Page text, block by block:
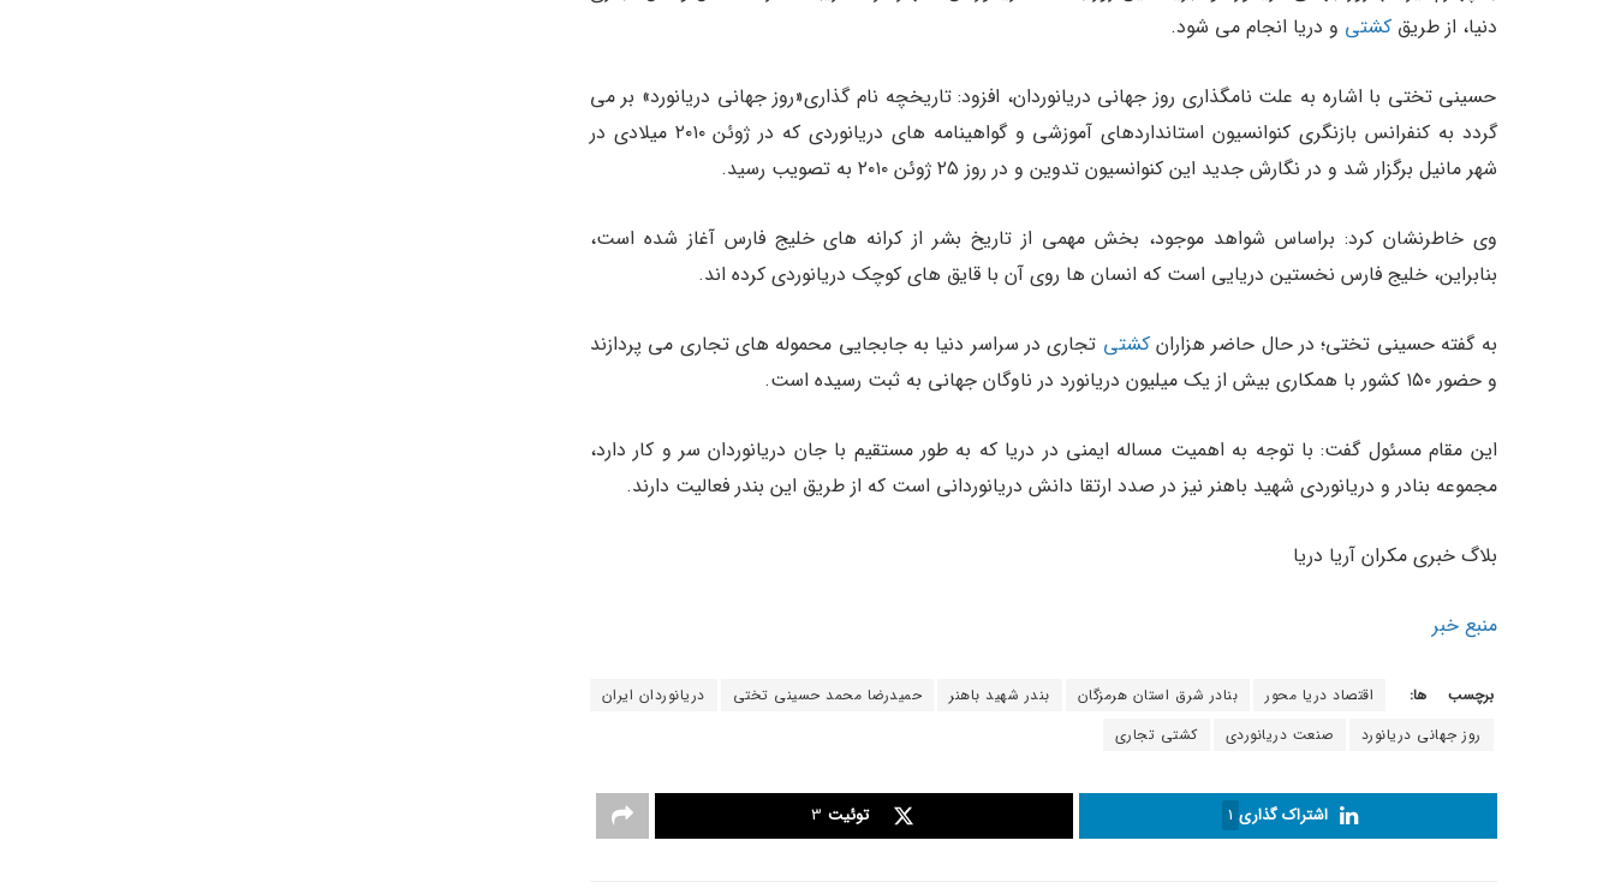
دنیا، از طریقکشتی و دریا انجام می شود.
حسینی تختی با اشاره به علت نامگذاری روز جهانی دریانوردان، افزود: تاریخچه نام گذاری«روز جهانی دریانورد» بر می
گردد به کنفرانس بازنگری کنوانسیون استانداردهای آموزشی و گواهینامه های دریانوردی که در ژوئن ۲۰۱۰ میلادی در
شهر مانیل برگزار شد و در نگارش جدید این کنوانسیون تدوین و در روز ۲۵ ژوئن ۲۰۱۰ به تصویب رسید.
وی خاطرنشان کرد: براساس شواهد موجود، بخش مهمی از تاریخ بشر از کرانه های خلیج فارس آغاز شده است،
بنابراین، خلیج فارس نخستین دریایی است که انسان ها روی آن با قایق های کوچک دریانوردی کرده اند.
به گفته حسینی تختی؛ در حال حاضر هزارانکشتی تجاری در سراسر دنیا به جابجایی محموله های تجاری می پردازند
و حضور ۱۵۰ کشور با همکاری بیش از یک میلیون دریانورد در ناوگان جهانی به ثبت رسیده است.
این مقام مسئول گفت: با توجه به اهمیت مساله ایمنی در دریا که به طور مستقیم با جان دریانوردان سر و کار دارد،
مجموعه بنادر و دریانوردی شهید باهنر نیز در صدد ارتقا دانش دریانوردانی است که از طریق این بندر فعالیت دارند.
بلاگ خبری مکران آریا دریا
منبع خبر
برچسب ها: اقتصاد دریا محور بنادر شرق استان هرمزگان بندر شهید باهنر حمیدرضا محمد حسینی تختی
دریانوردان ایران
روز جهانی دریانورد
صنعت دریانوردی کشتی تجاری
اشتراک گذاری 1 توئیت 3